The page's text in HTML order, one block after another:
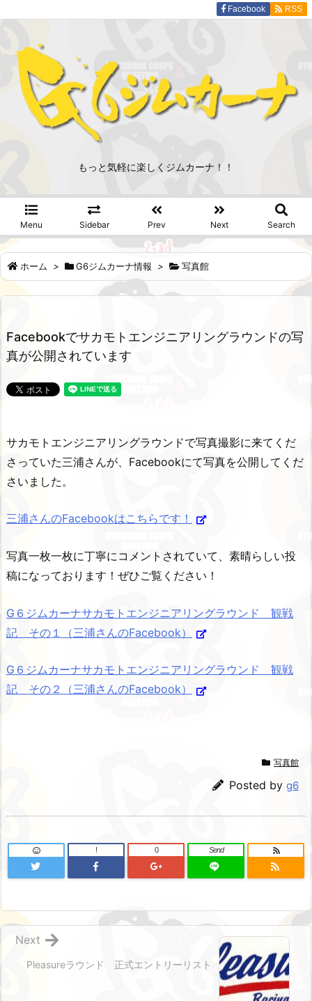
もっと気軽に楽しくジムカーナ！！
Menu Sidebar Prev Next Search
Facebook RSS
ホーム > G6ジムカーナ情報 > 写真館
Facebookでサカモトエンジニアリングラウンドの写
真が公開されています
サカモトエンジニアリングラウンドで写真撮影に来てくだ
さっていた三浦さんが、Facebookにて写真を公開してくだ
さいました。
三浦さんのFacebookはこちらです！
写真一枚一枚に丁寧にコメントされていて、素晴らしい投
稿になっております！ぜひご覧ください！
G６ジムカーナサカモトエンジニアリングラウンド 観戦
記 その１（三浦さんのFacebook）
G６ジムカーナサカモトエンジニアリングラウンド 観戦
記 その２（三浦さんのFacebook）
写真館
Posted by g6
! 0 Send
Pleasureラウンド 正式エントリーリスト
Next